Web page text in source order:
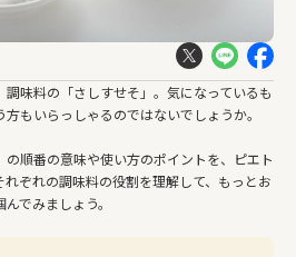
味料の「さしすせそ」。気になっているも
もいらっしゃるのではないでしょうか。
順番の意味や使い方のポイントを、ピエト
ぞれの調味料の役割を理解して、もっとお
でみましょう。